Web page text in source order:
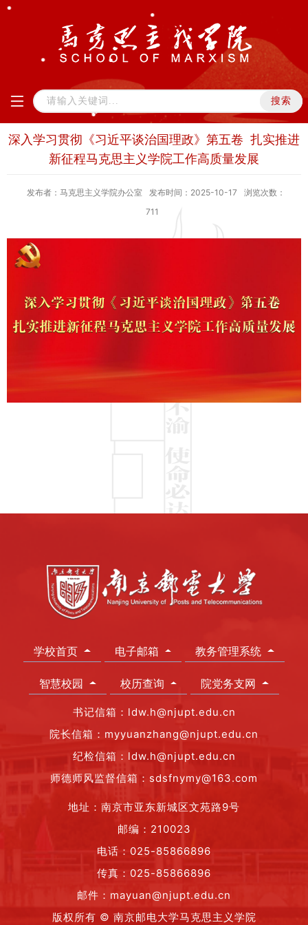
深入学习贯彻《习近平谈治国理政》第五卷 扎实推进
新征程马克思主义学院工作高质量发展
发布者：马克思主义学院办公室 发布时间：2025-10-17
浏览次数：
711
学校首页 电子邮箱 教务管理系统
智慧校园 校历查询 院党务支网
书记信箱：ldw.h@njupt.edu.cn
院长信箱：myyuanzhang@njupt.edu.cn
纪检信箱：ldw.h@njupt.edu.cn
师德师风监督信箱：sdsfnymy@163.com
地址：南京市亚东新城区文苑路9号
邮编：210023
电话：025-85866896
传真：025-85866896
邮件：mayuan@njupt.edu.cn
版权所有 © 南京邮电大学马克思主义学院